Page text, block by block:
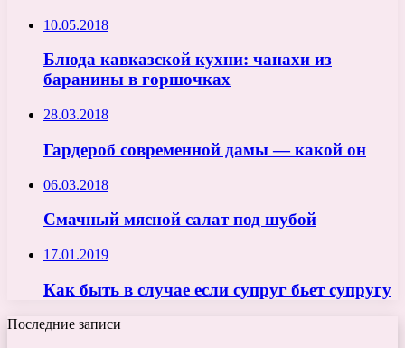
10.05.2018
Блюда кавказской кухни: чанахи из
баранины в горшочках
28.03.2018
Гардероб современной дамы — какой он
06.03.2018
Смачный мясной салат под шубой
17.01.2019
Как быть в случае если супруг бьет супругу
Последние записи